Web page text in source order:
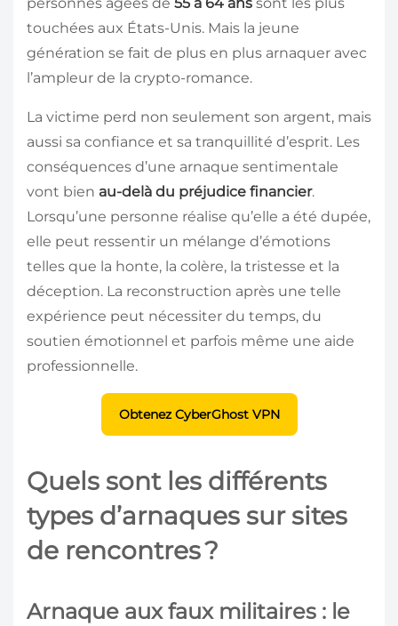
touchées aux États-Unis. Mais la jeune
génération se fait de plus en plus arnaquer avec
l’ampleur de la crypto-romance.
La victime perd non seulement son argent, mais
aussi sa confiance et sa tranquillité d’esprit. Les
conséquences d’une arnaque sentimentale
vont bien au-delà du préjudice financier.
Lorsqu’une personne réalise qu’elle a été dupée,
elle peut ressentir un mélange d’émotions
telles que la honte, la colère, la tristesse et la
déception. La reconstruction après une telle
expérience peut nécessiter du temps, du
soutien émotionnel et parfois même une aide
professionnelle.
Obtenez CyberGhost VPN
Quels sont les différents
types d’arnaques sur sites
de rencontres ?
Arnaque aux faux militaires : le